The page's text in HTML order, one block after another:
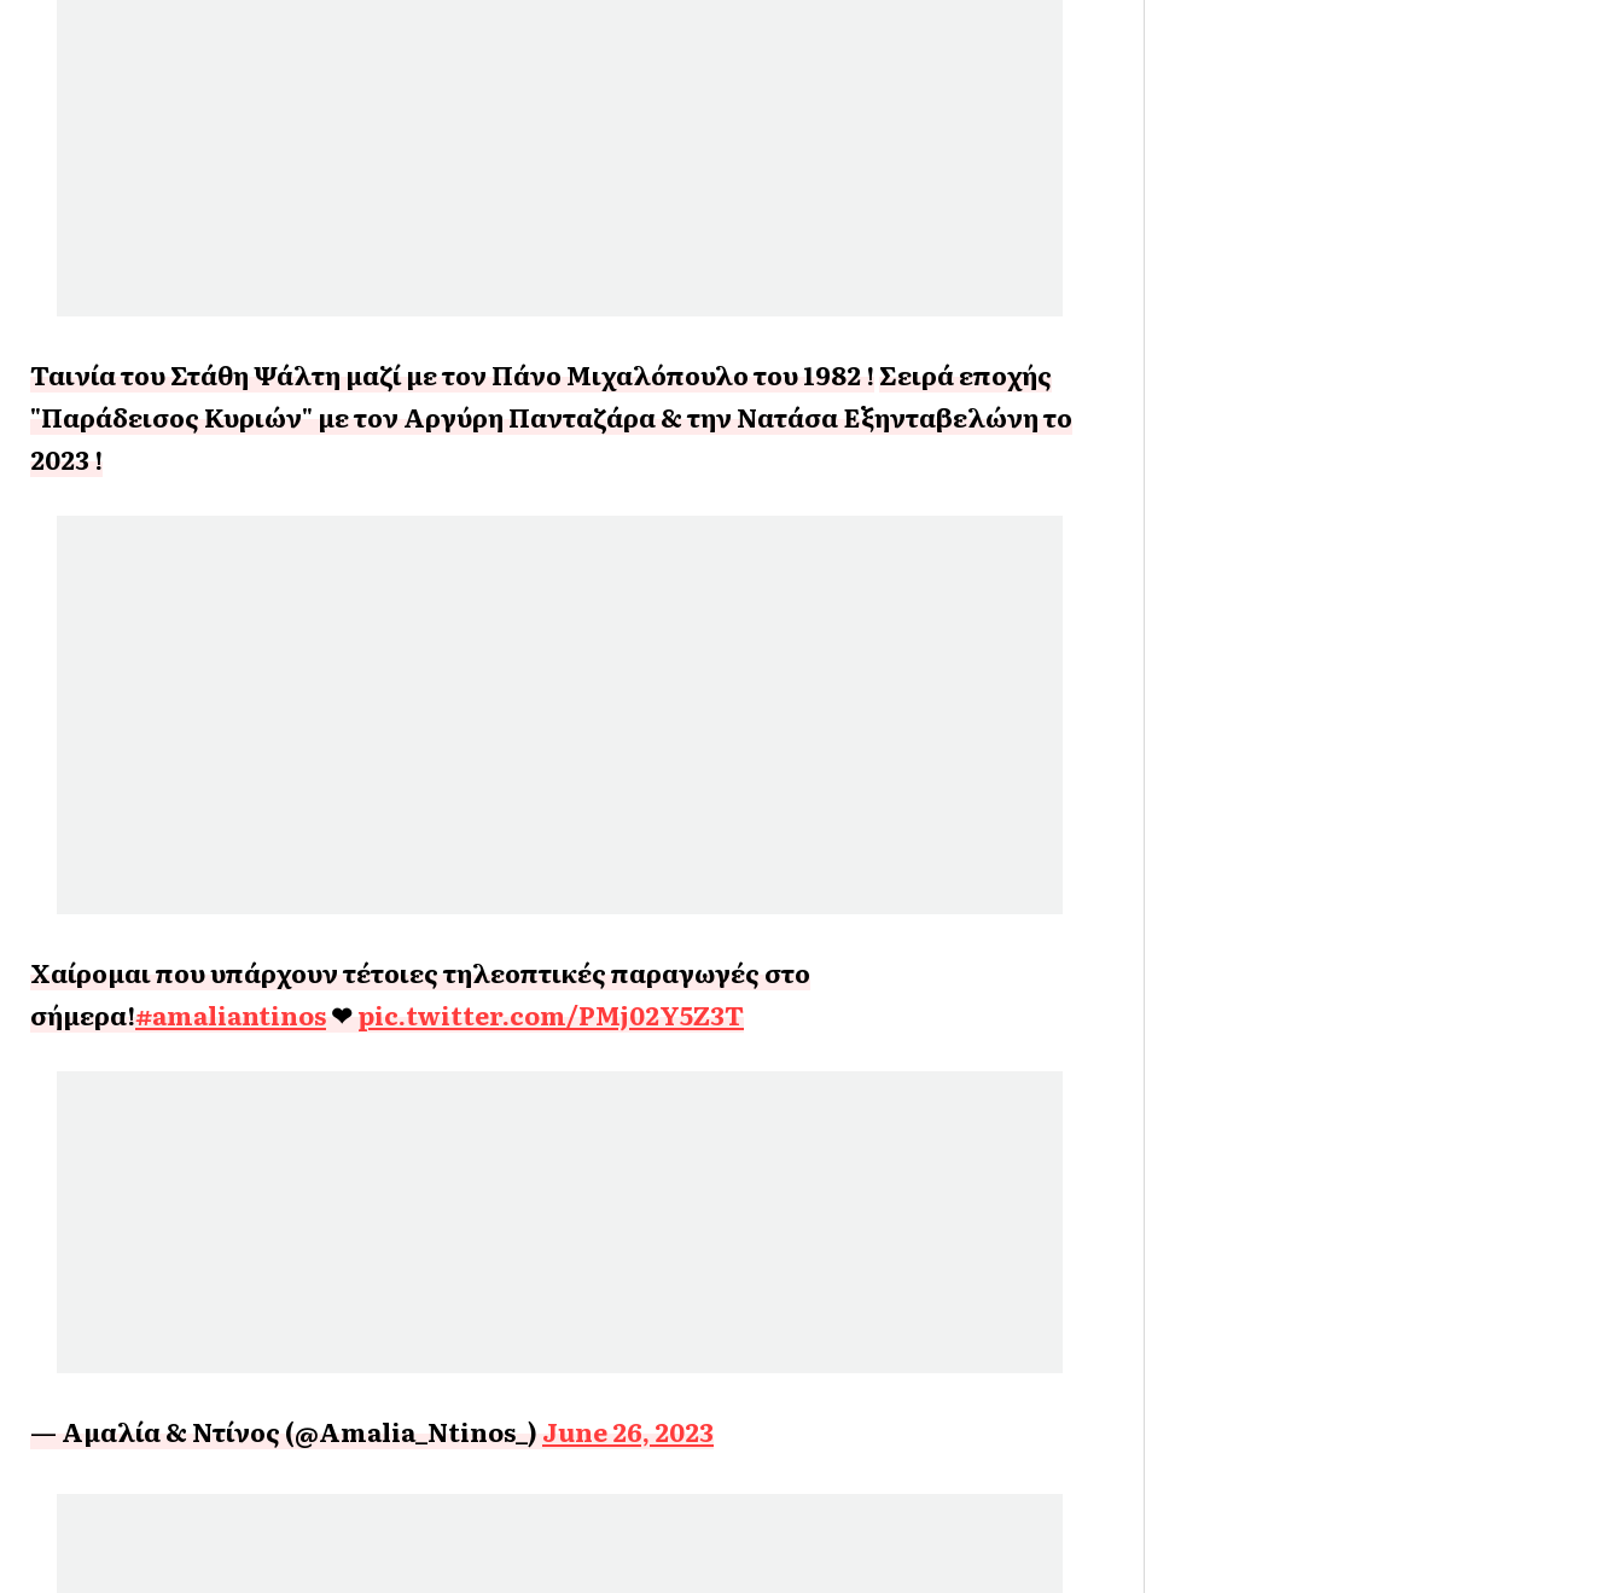
Ταινία του Στάθη Ψάλτη μαζί με τον Πάνο Μιχαλόπουλο του 1982 !Σειρά εποχής
"Παράδεισος Κυριών" με τον Αργύρη Πανταζάρα & την Νατάσα Εξηνταβελώνη το
2023 !
Χαίρομαι που υπάρχουν τέτοιες τηλεοπτικές παραγωγές στο
σήμερα!#amaliantinos❤pic.twitter.com/PMj02Y5Z3T
— Αμαλία & Ντίνος (@Amalia_Ntinos_)June 26, 2023